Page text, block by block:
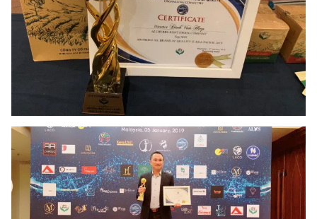
THỜI BÁO VTV
Theo dõi báo trên
Cơ quan chủ quản:Đài Truyền hình Việt Nam
Cơ quan báo chí:Thời báo VTV
Giấy phép hoạt động báo in và báo điện tử số 483/GP-BTTTT
cấp ngày 29/12/2023
Tổng Biên tập:Vũ Thanh Thủy